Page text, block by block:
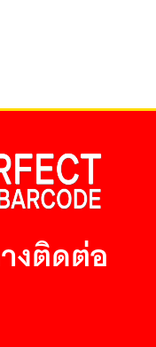
งติดต่อ